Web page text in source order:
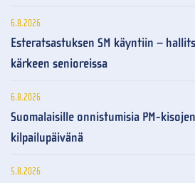
6.8.2026
Esteratsastuksen SM käyntiin –
kärkeen senioreissa
6.8.2026
Suomalaisille onnistumisia PM-
kilpailupäivänä
5.8.2026